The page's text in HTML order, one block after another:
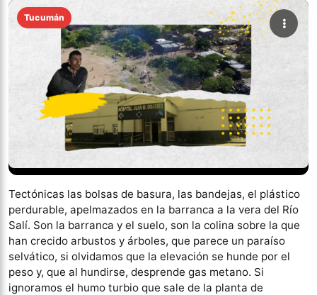
Tucumán
Tectónicas las bolsas de basura, las bandejas, el plástico
perdurable, apelmazados en la barranca a la vera del Río
Salí. Son la barranca y el suelo, son la colina sobre la que
han crecido arbustos y árboles, que parece un paraíso
selvático, si olvidamos que la elevación se hunde por el
peso y, que al hundirse, desprende gas metano. Si
ignoramos el humo turbio que sale de la planta de